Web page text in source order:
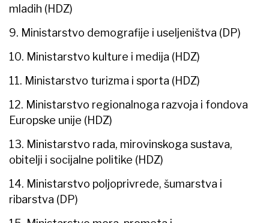
mladih (HDZ)
9. Ministarstvo demografije i useljeništva (DP)
10. Ministarstvo kulture i medija (HDZ)
11. Ministarstvo turizma i sporta (HDZ)
12. Ministarstvo regionalnoga razvoja i fondova
Europske unije (HDZ)
13. Ministarstvo rada, mirovinskoga sustava,
obitelji i socijalne politike (HDZ)
14. Ministarstvo poljoprivrede, šumarstva i
ribarstva (DP)